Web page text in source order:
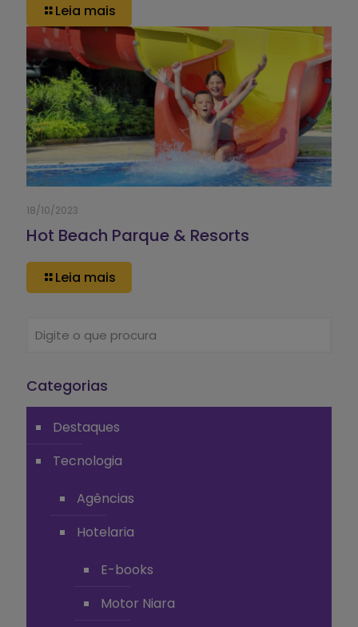
Leia mais
18/10/2023
Hot Beach Parque & Resorts
Leia mais
Categorias
Destaques
Tecnologia
Agências
Hotelaria
E-books
Motor Niara